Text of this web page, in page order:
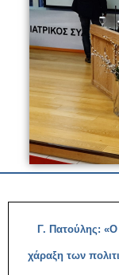
Γ. Πατούλης: «Ο
χάραξη των